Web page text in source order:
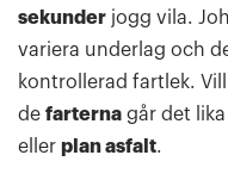
sekunder jogg vila.
variera underlag och
kontrollerad fartlek.
de farterna går det
eller plan asfalt.